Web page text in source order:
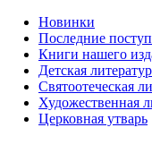
Новинки
Последние
Книги нашего
Детская
Святоотеческая
Художественная
Церковная утварь